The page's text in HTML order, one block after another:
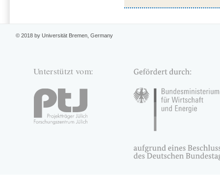
© 2018 by Universität Bremen, Germany